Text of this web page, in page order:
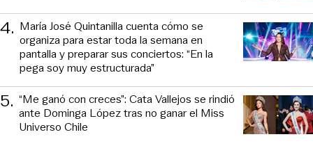
4. María José Quintanilla cuenta cómo se
organiza para estar toda la semana en
pantalla y preparar sus conciertos: “En la
pega soy muy estructurada”
5. “Me ganó con creces”: Cata Vallejos se rindió
ante Dominga López tras no ganar el Miss
Universo Chile